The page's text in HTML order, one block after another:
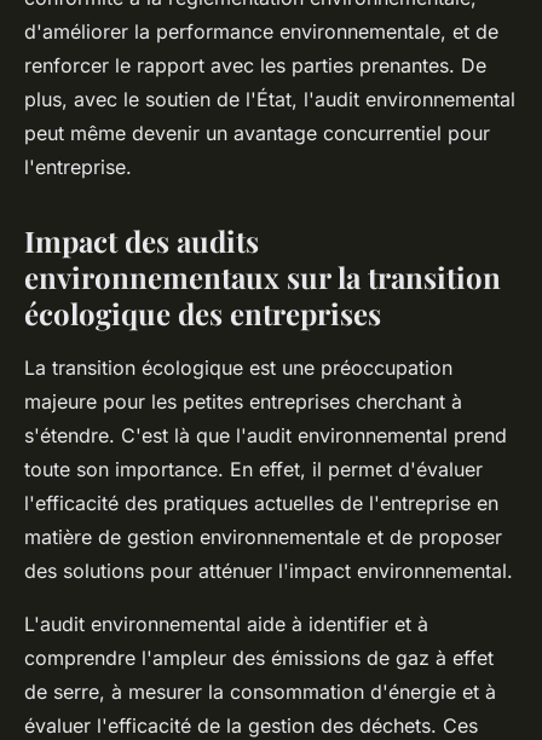
d'améliorer la performance environnementale, et de
renforcer le rapport avec les parties prenantes. De
plus, avec le soutien de l'État, l'audit environnemental
peut même devenir un avantage concurrentiel pour
l'entreprise.
Impact des audits
environnementaux sur la transition
écologique des entreprises
La transition écologique est une préoccupation
majeure pour les petites entreprises cherchant à
s'étendre. C'est là que l'audit environnemental prend
toute son importance. En effet, il permet d'évaluer
l'efficacité des pratiques actuelles de l'entreprise en
matière de gestion environnementale et de proposer
des solutions pour atténuer l'impact environnemental.
L'audit environnemental aide à identifier et à
comprendre l'ampleur des émissions de gaz à effet
de serre, à mesurer la consommation d'énergie et à
évaluer l'efficacité de la gestion des déchets. Ces